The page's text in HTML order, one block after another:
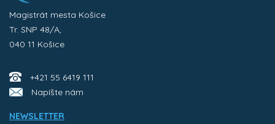
Magistrát mesta Košice
Tr. SNP 48/A,
040 11 Košice
+421 55 6419 111
Napíšte nám
NEWSLETTER